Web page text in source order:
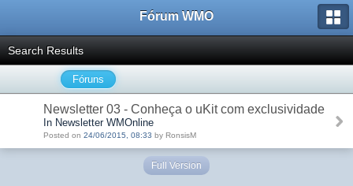
Fórum WMO
Search Results
Fóruns
Newsletter 03 - Conheça o uKit com exclusividade
In Newsletter WMOnline
Posted on 24/06/2015, 08:33 by RonsisM
Full Version